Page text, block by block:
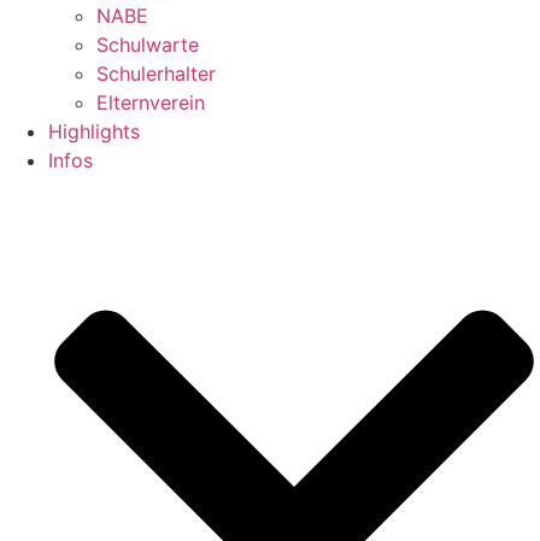
NABE
Schulwarte
Schulerhalter
Elternverein
Highlights
Infos